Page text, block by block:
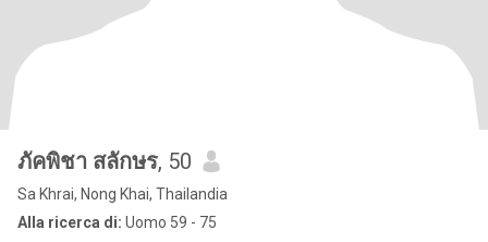
ภัคพิชา สลักษร, 50
Sa Khrai, Nong Khai, Thailandia
Alla ricerca di: Uomo 59 - 75